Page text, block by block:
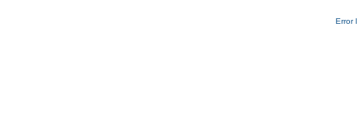
Error